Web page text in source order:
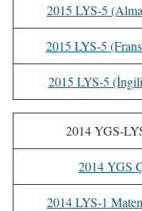
2015 LYS-5
2015 LYS-5
2015 LYS-5
2014 YGS-
2014 YGS
2014 LYS-1